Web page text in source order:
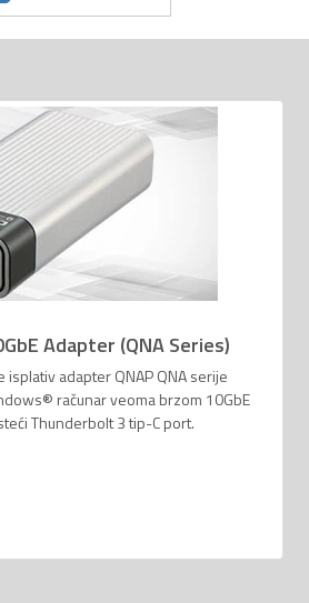
Adapter (QNA Series)
adapter QNAP QNA serije
računar veoma brzom 10GbE
Thunderbolt 3 tip-C port.